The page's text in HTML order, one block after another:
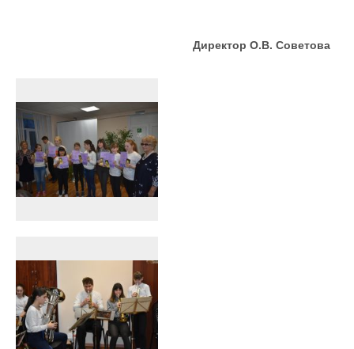
Директор О.В. Советова